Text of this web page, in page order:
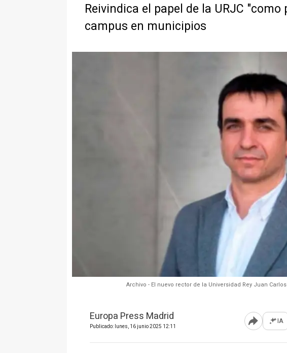
Reivindica el papel de la URJC
campus en municipios
Archivo - El nuevo rector de la Universidad Rey Juan
Europa Press Madrid
Publicado: lunes, 16 junio 2025 12:11 Abrir IA